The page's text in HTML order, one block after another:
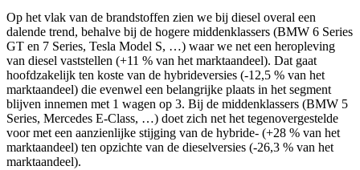
Op het vlak van de brandstoffen zien we bij diesel overal een
dalende trend, behalve bij de hogere middenklassers (BMW 6 Series
GT en 7 Series, Tesla Model S, …) waar we net een heropleving
van diesel vaststellen (+11 % van het marktaandeel). Dat gaat
hoofdzakelijk ten koste van de hybrideversies (-12,5 % van het
marktaandeel) die evenwel een belangrijke plaats in het segment
blijven innemen met 1 wagen op 3. Bij de middenklassers (BMW 5
Series, Mercedes E-Class, …) doet zich net het tegenovergestelde
voor met een aanzienlijke stijging van de hybride- (+28 % van het
marktaandeel) ten opzichte van de dieselversies (-26,3 % van het
marktaandeel).